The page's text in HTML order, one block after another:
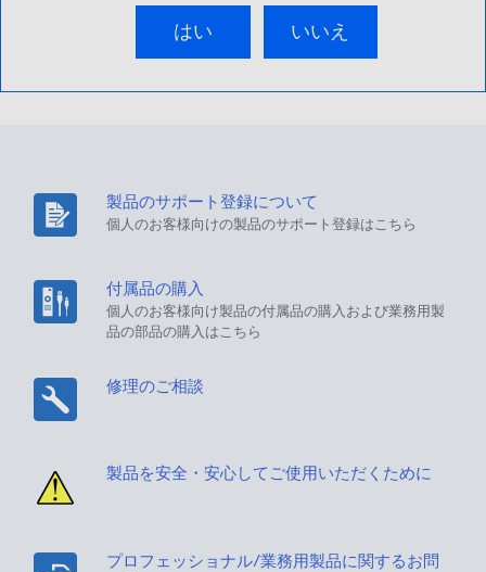
はい いいえ
製品のサポート登録について
個人のお客様向けの製品のサポート登録はこちら
付属品の購入
個人のお客様向け製品の付属品の購入および業務用製
品の部品の購入はこちら
修理のご相談
製品を安全・安心してご使用いただくために
プロフェッショナル/業務用製品に関するお問